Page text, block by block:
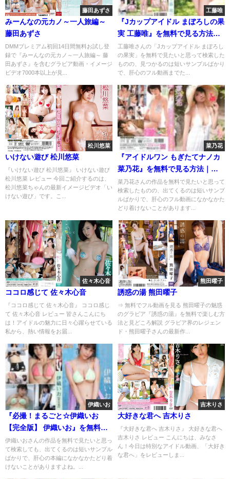
藤田あずさ
みーんなの元カノ～一人旅編～
藤田あずさ
DMMプレミアム初回14日間無料お試し登
録で『みーんなの元カノ～一人旅編～ 藤
田あずさ』を含むグラビア動画・イメージ
ビデオ7000本以上が見...
工藤唯
『Jカップアイドル まぼろしの果
実 工藤唯』を無料で見る方法｜
イメージビデオを安全にフル視
聴
工藤唯さんの「Jカップアイドル まぼろし
の果実」を無料で見たいと思って検索した
ものの、見つかるのは短いサンプルばかり
で、肝心のフル動画までた...
松川悠菜
いけない遊び 松川悠菜
『いけない遊び 松川悠菜』 いけない遊び
松川悠菜 レビュー 今回ご紹介するのは、
松川悠菜ちゃんの最新イメージビデオ「い
けない遊び」です。こ...
菜乃花
『アイドルワン もぎたてナノカ
菜乃花』を無料で見る方法｜イ
メージビデオを安全にフル視聴
菜乃花さんの作品を無料で見たいと思って
検索したものの、出てくるのは短いサンプ
ルばかりで、肝心のフル動画になかなかた
どり着けないことがあります...
佐々木心音
ココロ感じて 佐々木心音
『ココロ感じて 佐々木心音』 ココロ感じ
て 佐々木心音 レビュー 皆さんこんにち
は！アイドルの魅力に日々心躍らせている
私から、熱い情報をお届...
熊田曜子
誘惑の湯 熊田曜子
⇒ 無料でフル動画を見る 熊田曜子の魅惑
のグラビア『誘惑の湯』を無料で楽しむ方
法と見どころ解説 グラビア界のレジェン
ド・熊田曜子さんの最新作...
伊織いお
『必撮！まるごと☆伊織いお
【完全版】 伊織いお』を無料で
見る方法｜イメージビデオを安
全にフル視聴
伊織いおさんの作品を無料で見たいと思っ
て検索しても、出てくるのは短いサンプル
ばかりで、肝心の本編になかなかたどり着
けないことがありますよね。...
吉木りさ
大好きな君へ 吉木りさ
『大好きな君へ 吉木りさ』 大好きな君へ
吉木りさ レビュー こんにちは、みなさ
ん！今日は特別なアイドル動画、「大好き
な君へ」をレビューしま...